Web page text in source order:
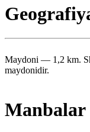
Maydoni — 1,2 km.
maydonidir.
Manbalar